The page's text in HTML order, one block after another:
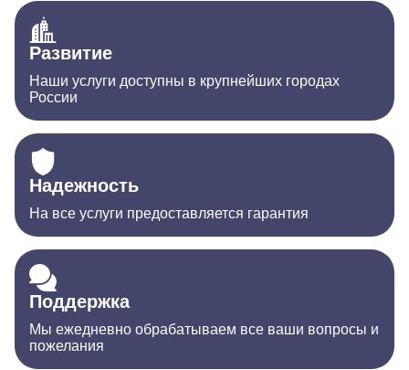
Развитие
Наши услуги доступны в крупнейших городах
России
Надежность
На все услуги предоставляется гарантия
Поддержка
Мы ежедневно обрабатываем все ваши вопросы и
пожелания